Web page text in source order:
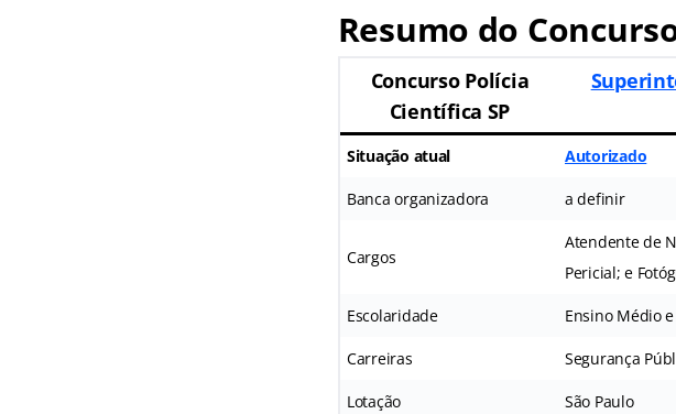
Resumo do
Concurso Polícia
Científica SP
Situação atual Autorizado
Banca organizadora a definir
Cargos
Atendente de
Pericial; e
Escolaridade Ensino Médio
Carreiras Segurança
Lotação São Paulo